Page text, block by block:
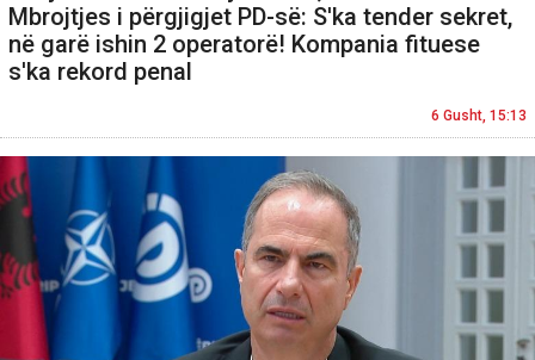
Mbrojtjes i përgjigjet PD-së: S'ka tender sekret,
në garë ishin 2 operatorë! Kompania fituese
s'ka rekord penal
6 Gusht, 15:13